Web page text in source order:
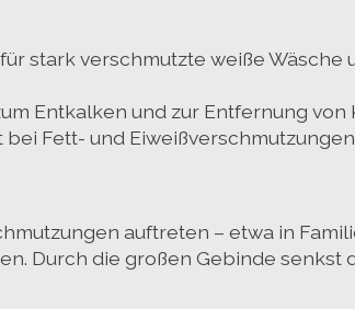
stark verschmutzte weiße Wäsche
Entkalken und zur Entfernung von
Fett- und
auftreten – etwa in
. Durch die großen Gebinde senkst